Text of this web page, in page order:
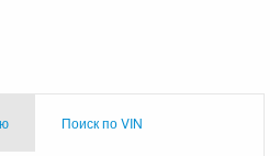
Поиск по VIN